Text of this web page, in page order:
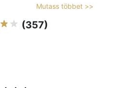
Mutass többet >>
(357)